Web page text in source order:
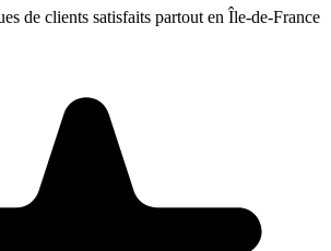
de clients satisfaits partout en Île-de-France